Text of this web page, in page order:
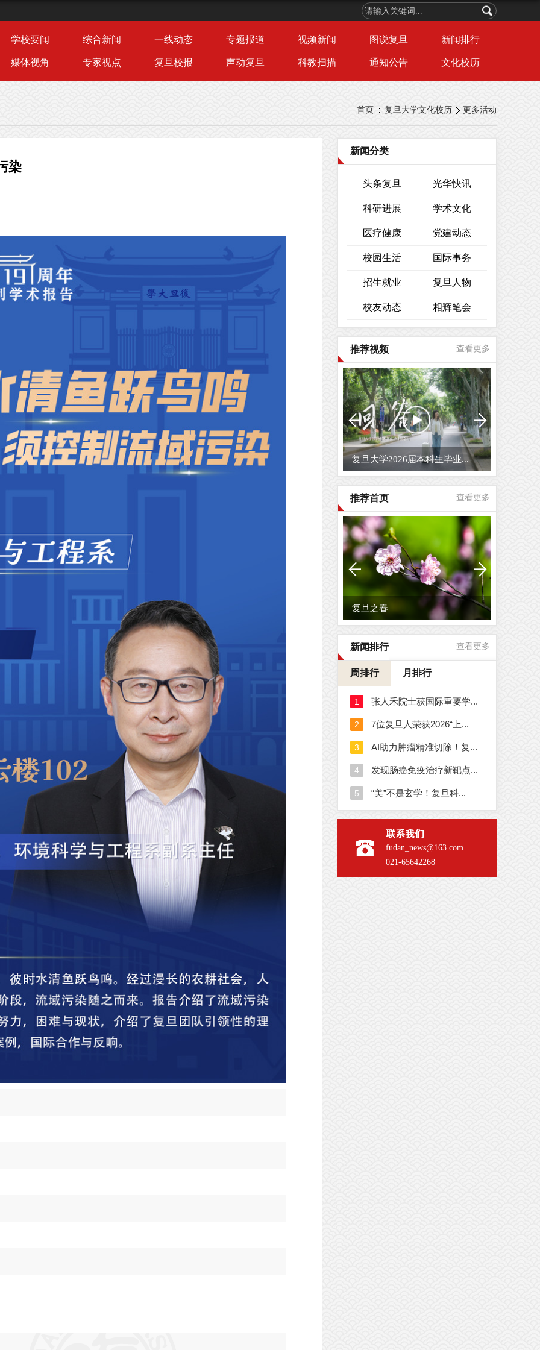
学校要闻 综合新闻 一线动态 专题报道 视频新闻 图说复旦 新闻排行
媒体视角 专家视点 复旦校报 声动复旦 科教扫描 通知公告 文化校历
首页 复旦大学文化校历 更多活动
染
新闻分类
头条复旦 光华快讯
科研进展 学术文化
医疗健康 党建动态
校园生活 国际事务
招生就业 复旦人物
校友动态 相辉笔会
推荐视频 查看更多
复旦大学2026届毕业生原创...
推荐首页 查看更多
这一刻，笔尖有光！复旦等...
新闻排行 查看更多
周排行 月排行
联系我们
fudan_news@163.com
021-65642268